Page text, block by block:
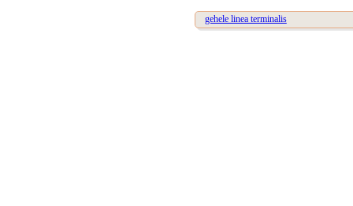
gehele linea terminalis